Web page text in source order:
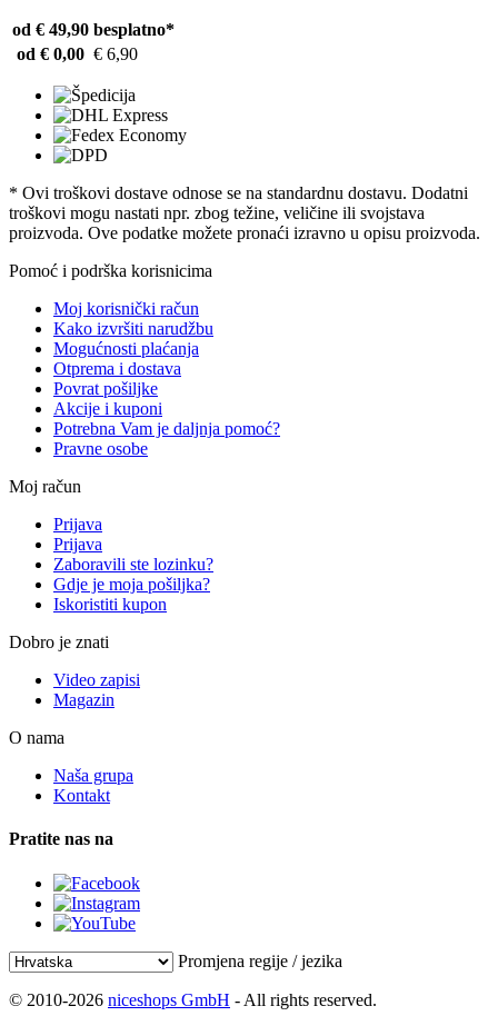
od € 49,90 besplatno*
od € 0,00 € 6,90
* Ovi troškovi dostave odnose se na standardnu ​​dostavu. Dodatni
troškovi mogu nastati npr. zbog težine, veličine ili svojstava
proizvoda. Ove podatke možete pronaći izravno u opisu proizvoda.
Pomoć i podrška korisnicima
Moj korisnički račun
Kako izvršiti narudžbu
Mogućnosti plaćanja
Otprema i dostava
Povrat pošiljke
Akcije i kuponi
Potrebna Vam je daljnja pomoć?
Pravne osobe
Moj račun
Prijava
Prijava
Zaboravili ste lozinku?
Gdje je moja pošiljka?
Iskoristiti kupon
Dobro je znati
Video zapisi
Magazin
O nama
Naša grupa
Kontakt
Pratite nas na
Promjena regije / jezika
© 2010-2026 niceshops GmbH - All rights reserved.